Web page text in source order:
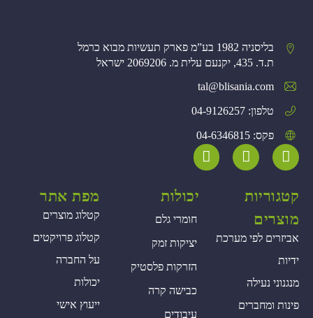
בליסניה 1982 בע”מ פארק תעשיות מבוא כרמל
ת.ד. 435, יקנעם עלית מ. 2069206 ישראל
tal@blisania.com‏
טלפון: 04-9126257
פקס: 04-6346815
קטגוריות
מוצרים
אביזרים לפי מערכת
ידיות
מנגנוני נעילה
פינות ומחברים
יכולות
חומרי גלם
יציקות זמק
הזרקות פלסטיק
כבישה קרה
עיבודים
מפת אתר
קטלוג מוצרים
קטלוג פרויקטים
על החברה
יכולות
ייעוץ אישי